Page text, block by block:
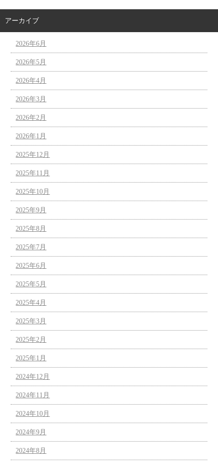
アーカイブ
2026年6月
2026年5月
2026年4月
2026年3月
2026年2月
2026年1月
2025年12月
2025年11月
2025年10月
2025年9月
2025年8月
2025年7月
2025年6月
2025年5月
2025年4月
2025年3月
2025年2月
2025年1月
2024年12月
2024年11月
2024年10月
2024年9月
2024年8月